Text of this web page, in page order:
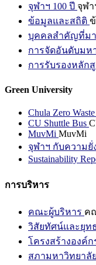
จุฬาฯ 100 ปี จุฬา
ข้อมูลและสถิติ
บุคคลสำคัญที่มา
การจัดอันดับมห
การรับรองหลัก
Green University
Chula Zero Waste
CU Shuttle Bus
MuvMi MuvMi
จุฬาฯ กับความยั่
Sustainability
การบริหาร
คณะผู้บริหาร ค
วิสัยทัศน์และยุท
โครงสร้างองค์ก
สภามหาวิทยาลัย